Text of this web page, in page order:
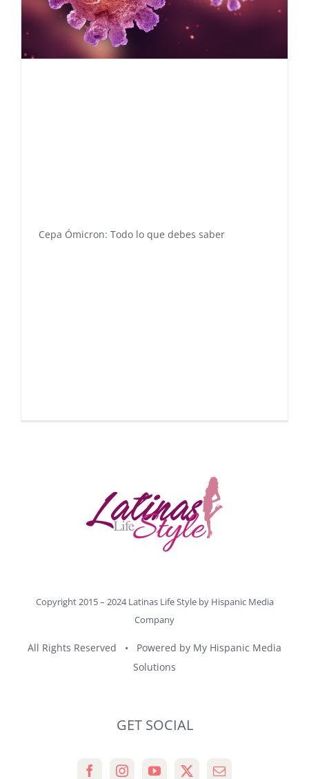
Cepa Ómicron: Todo lo que debes saber
Copyright 2015 – 2024 Latinas Life Style by Hispanic Media
Company
All Rights Reserved • Powered by My Hispanic Media
Solutions
GET SOCIAL